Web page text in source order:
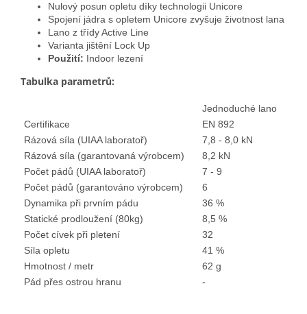
Nulový posun opletu díky technologii Unicore
Spojení jádra s opletem Unicore zvyšuje životnost lana
Lano z třídy Active Line
Varianta jištění Lock Up
Použití: Indoor lezení
Tabulka parametrů:
Jednoduché lano
Certifikace
EN 892
Rázová síla (UIAA laboratoř)
7,8 - 8,0 kN
Rázová síla (garantovaná výrobcem)
8,2 kN
Počet pádů (UIAA laboratoř)
7 - 9
Počet pádů (garantováno výrobcem)
6
Dynamika při prvním pádu
36 %
Statické prodloužení (80kg)
8,5 %
Počet cívek při pletení
32
Síla opletu
41 %
Hmotnost / metr
62 g
Pád přes ostrou hranu
-